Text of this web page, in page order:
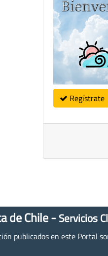
Regístrate
de Chile - Servicios
publicados en este Portal